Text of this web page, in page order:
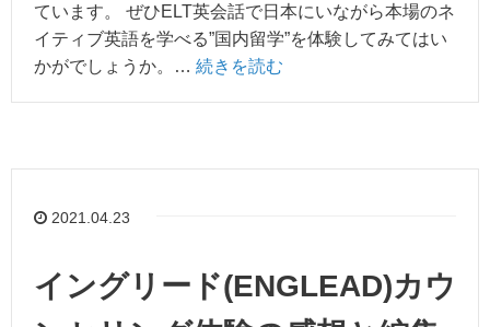
ています。 ぜひELT英会話で日本にいながら本場のネ
イティブ英語を学べる”国内留学”を体験してみてはい
かがでしょうか。… 続きを読む
2021.04.23
イングリード(ENGLEAD)カウ